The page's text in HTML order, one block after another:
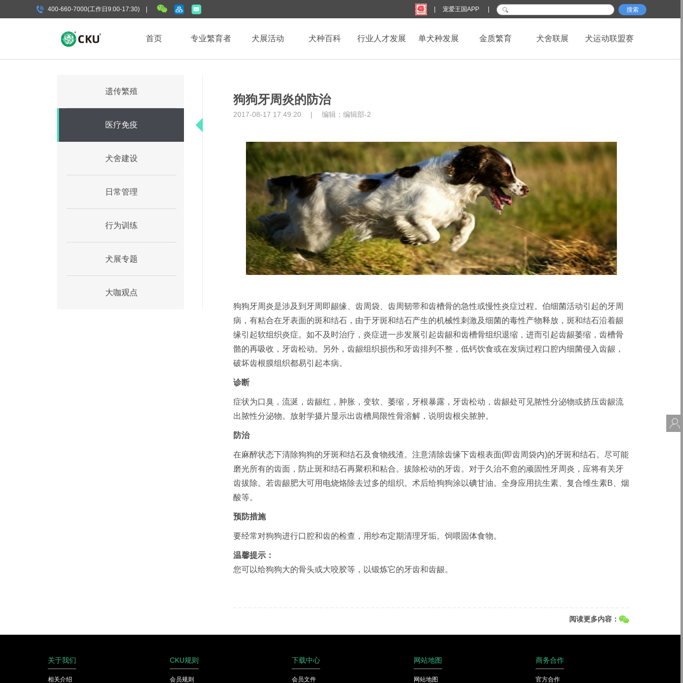
400-660-7000(工作日9:00-17:30) | 宠爱王国APP 搜索
首页 专业繁育者 犬展活动 犬种百科 行业人才发展 单犬种发展 金质繁育 犬舍联展 犬运动联盟赛
遗传繁殖
医疗免疫
犬舍建设
日常管理
行为训练
犬展专题
大咖观点
狗狗牙周炎的防治
2017-08-17 17:49:20 | 编辑： 编辑部-2
狗狗牙周炎是涉及到牙周即龈缘、齿周袋、齿周韧带和齿槽骨的急性或慢性炎症过程。伯细菌活动引起的牙周
病，有粘合在牙表面的斑和结石，由于牙斑和结石产生的机械性刺激及细菌的毒性产物释放，斑和结石沿着龈
缘引起软组织炎症。如不及时治疗，炎症进一步发展引起齿龈和齿槽骨组织退缩，进而引起齿龈萎缩，齿槽骨
骼的再吸收，牙齿松动。另外，齿龈组织损伤和牙齿排列不整，低钙饮食或在发病过程口腔内细菌侵入齿龈，
破坏齿根膜组织都易引起本病。
诊断
症状为口臭，流涎，齿龈红，肿胀，变软、萎缩，牙根暴露，牙齿松动，齿龈处可见脓性分泌物或挤压齿龈流
出脓性分泌物。放射学摄片显示出齿槽局限性骨溶解，说明齿根尖脓肿。
防治
在麻醉状态下清除狗狗的牙斑和结石及食物残渣。注意清除齿缘下齿根表面(即齿周袋内)的牙斑和结石。尽可能
磨光所有的齿面，防止斑和结石再聚积和粘合。拔除松动的牙齿。对于久治不愈的顽固性牙周炎，应将有关牙
齿拔除。若齿龈肥大可用电烧烙除去过多的组织。术后给狗狗涂以碘甘油。全身应用抗生素、复合维生素B、烟
酸等。
预防措施
要经常对狗狗进行口腔和齿的检查，用纱布定期清理牙垢。饲喂固体食物。
温馨提示：
您可以给狗狗大的骨头或大咬胶等，以锻炼它的牙齿和齿龈。
阅读更多内容：
关于我们
相关介绍
CKU规则
会员规则
下载中心
会员文件
网站地图
网站地图
商务合作
官方合作